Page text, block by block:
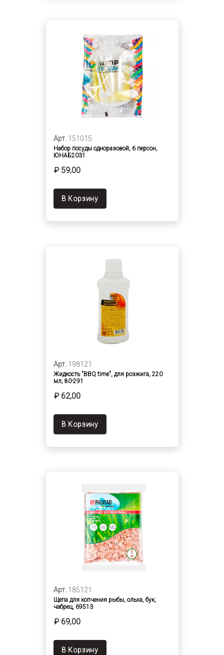
Арт. 151015
Набор посуды одноразовой, 6 персон,
ЮНАБ2031
₽ 59,00
В Корзину
Арт. 198121
Жидкость "BBQ time", для розжига, 220
мл, 80-291
₽ 62,00
В Корзину
Арт. 185121
Щепа для копчения рыбы, ольха, бук,
чабрец, 69513
₽ 69,00
В Корзину